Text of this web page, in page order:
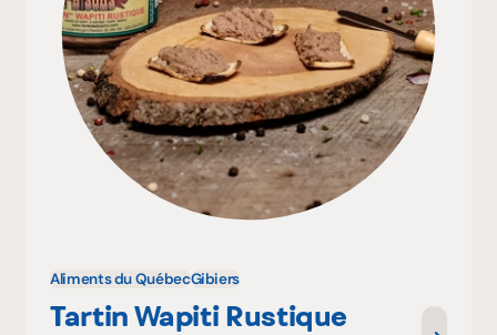
Aliments du QuébecGibiers
Tartin Wapiti Rustique